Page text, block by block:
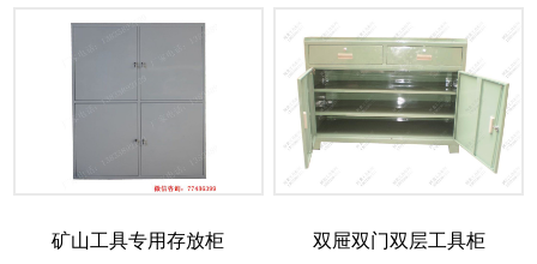
矿山工具专用存放柜 双屉双门双层工具柜